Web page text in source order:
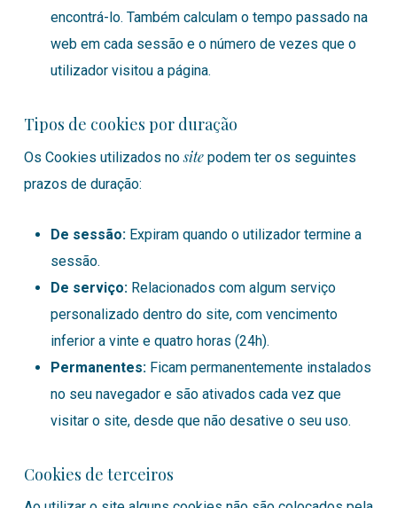
encontrá-lo. Também calculam o tempo passado na
web em cada sessão e o número de vezes que o
utilizador visitou a página.
Tipos de cookies por duração
Os Cookies utilizados nosite podem ter os seguintes
prazos de duração:
De sessão: Expiram quando o utilizador termine a
sessão.
De serviço: Relacionados com algum serviço
personalizado dentro do site, com vencimento
inferior a vinte e quatro horas (24h).
Permanentes:Ficam permanentemente instalados
no seu navegador e são ativados cada vez que
visitar o site, desde que não desative o seu uso.
Cookies de terceiros